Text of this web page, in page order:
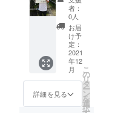
すので
写真通
りでは
ありま
せん。
※施設利
用時に
アレン
ジメン
ト・切
り花を
提供さ
てます
ので、
お客様
がご必
要の時
のみ、
対応さ
せて頂
きます
また、
50本の
お土産
ワリ
100本
1箱
例）お
米 5キ
ロ×2
袋 4箱
例）イ
チゴ 4
パック
×2箱
例）鉢
16:00)
人数
はご相
談可
有効期
限 お
店が営
業する
限り有
効 アン
スリウ
ム切り
者：
0人
お届
け予
定：
2021
年12
月
詳細を見る
こ
の
リ
タ
ー
ン
を
選
択